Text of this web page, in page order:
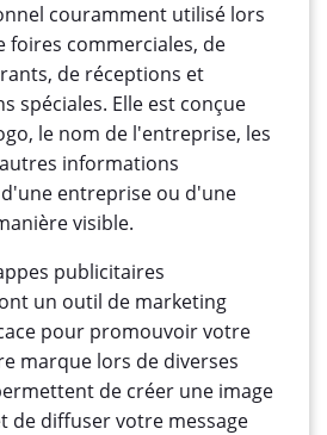
couramment utilisé lors
foires commerciales, de
de réceptions et
spéciales. Elle est conçue
le nom de l'entreprise, les
informations
entreprise ou d'une
visible.
publicitaires
un outil de marketing
pour promouvoir votre
marque lors de diverses
de créer une image
de diffuser votre message